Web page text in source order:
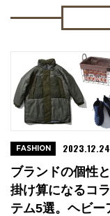
ブランドの個性
掛け算になるコ
テム5選。ヘビー
FASHION 2023.12.24